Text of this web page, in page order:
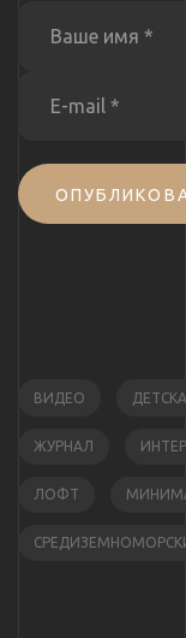
ВИДЕО
ЖУРНАЛ
ЛОФТ